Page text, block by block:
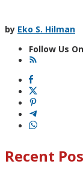
by Eko S. Hilman
Follow Us On
Recent